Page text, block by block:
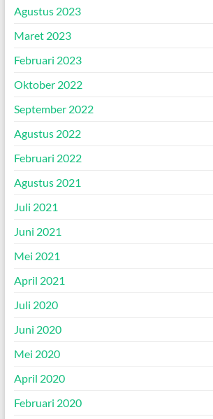
Agustus 2023
Maret 2023
Februari 2023
Oktober 2022
September 2022
Agustus 2022
Februari 2022
Agustus 2021
Juli 2021
Juni 2021
Mei 2021
April 2021
Juli 2020
Juni 2020
Mei 2020
April 2020
Februari 2020